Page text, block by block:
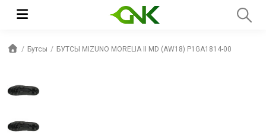
Бутсы БУТСЫ MIZUNO MORELIA II MD (AW18) P1GA1814-00